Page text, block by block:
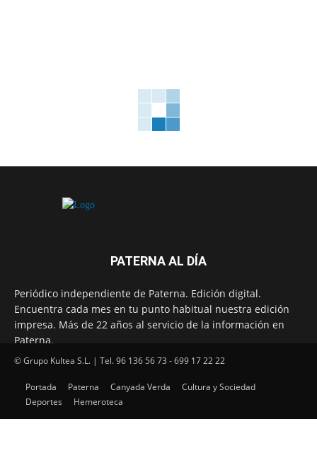
PATERNA AL DÍA
Periódico independiente de Paterna. Edición digital.
Encuentra cada mes en tu punto habitual nuestra edición
impresa. Más de 22 años al servicio de la información en
Paterna.
SÍGUENOS
© Grupo Kultea S.L. | Tel. 96 136 56 73 - 699 17 22 22
Portada Paterna Canyada Verda
Cultura y Sociedad
Deportes
Hemeroteca